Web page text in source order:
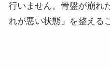
行いません。骨盤が崩れ
れが悪い状態」を整える